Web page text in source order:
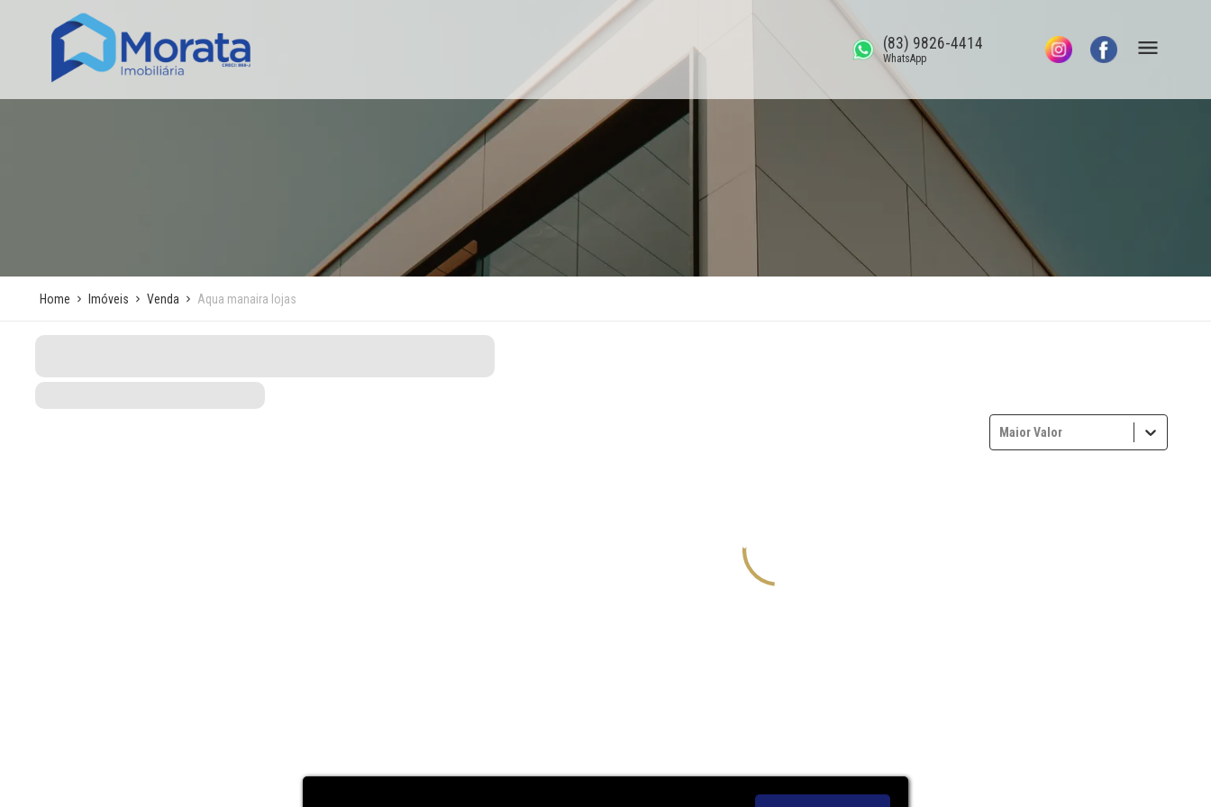
(83) 9826-4414
WhatsApp
Home Imóveis Venda Aqua manaira lojas
Maior Valor